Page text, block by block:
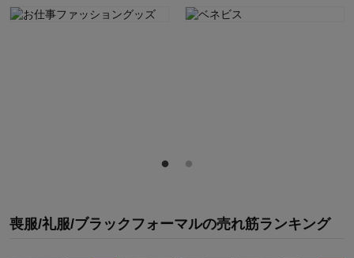
喪服/礼服/ブラックフォーマルの売れ筋ランキング